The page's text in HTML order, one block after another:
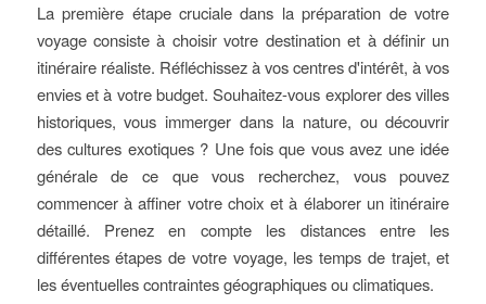
La première étape cruciale dans la préparation de votre
voyage consiste à choisir votre destination et à définir un
itinéraire réaliste. Réfléchissez à vos centres d'intérêt, à vos
envies et à votre budget. Souhaitez-vous explorer des villes
historiques, vous immerger dans la nature, ou découvrir
des cultures exotiques ? Une fois que vous avez une idée
générale de ce que vous recherchez, vous pouvez
commencer à affiner votre choix et à élaborer un itinéraire
détaillé. Prenez en compte les distances entre les
différentes étapes de votre voyage, les temps de trajet, et
les éventuelles contraintes géographiques ou climatiques.